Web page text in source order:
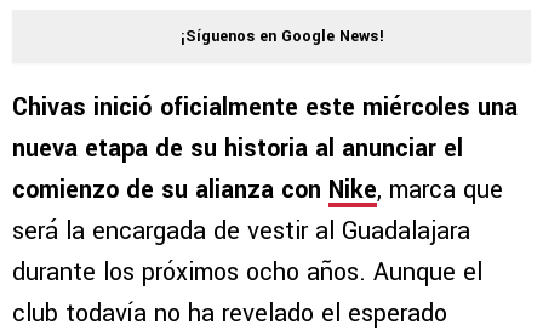
¡Síguenos en Google News!
Chivas inició oficialmente este miércoles una
nueva etapa de su historia al anunciar el
comienzo de su alianza con Nike, marca que
será la encargada de vestir al Guadalajara
durante los próximos ocho años. Aunque el
club todavía no ha revelado el esperado